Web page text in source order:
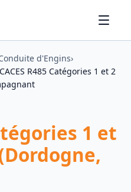
d'Engins›
R485 Catégories 1 et 2
1 et